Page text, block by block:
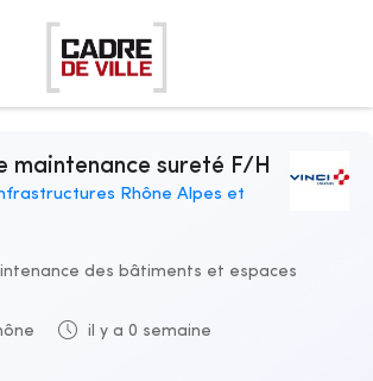
maintenance sureté F/H
Rhône Alpes et
des bâtiments et espaces
il y a 0 semaine